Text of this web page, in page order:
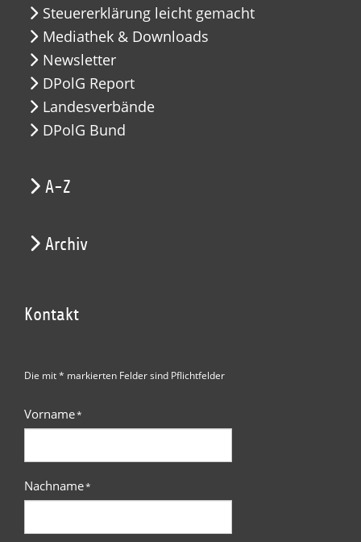
Steuererklärung leicht gemacht
Mediathek & Downloads
Newsletter
DPolG Report
Landesverbände
DPolG Bund
A-Z
Archiv
Kontakt
Die mit * markierten Felder sind Pflichtfelder
Vorname*
Nachname*